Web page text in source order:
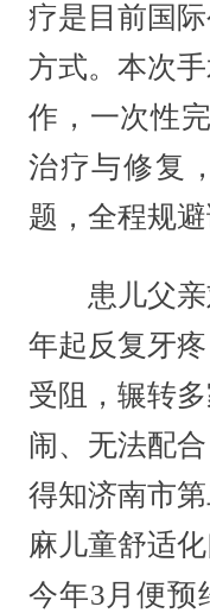
疗是目前国
方式。本次
作，一次性
治疗与修复
题，全程规
患儿父亲
年起反复牙
受阻，辗转
闹、无法配
得知济南市
麻儿童舒适
今年3月便预